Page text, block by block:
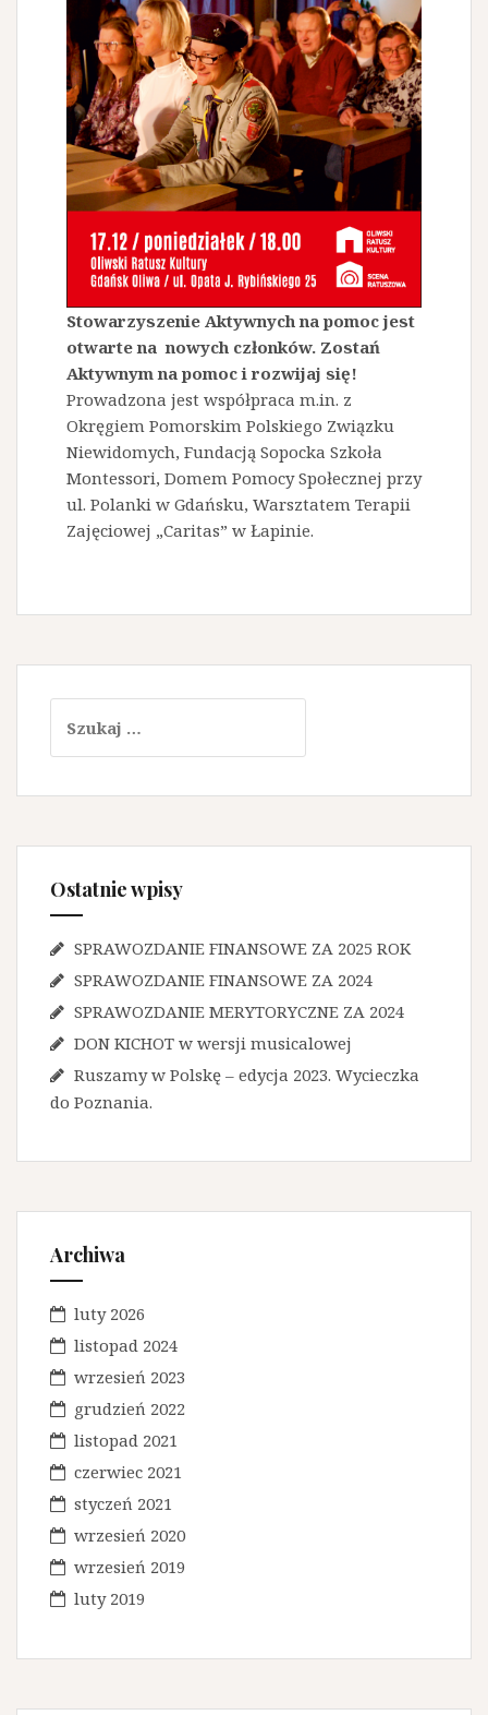
Stowarzyszenie Aktywnych na pomoc jest
otwarte na nowych członków. Zostań
Aktywnym na pomoc i rozwijaj się!
Prowadzona jest współpraca m.in. z
Okręgiem Pomorskim Polskiego Związku
Niewidomych, Fundacją Sopocka Szkoła
Montessori, Domem Pomocy Społecznej przy
ul. Polanki w Gdańsku, Warsztatem Terapii
Zajęciowej „Caritas” w Łapinie.
Ostatnie wpisy
SPRAWOZDANIE FINANSOWE ZA 2025 ROK
SPRAWOZDANIE FINANSOWE ZA 2024
SPRAWOZDANIE MERYTORYCZNE ZA 2024
DON KICHOT w wersji musicalowej
Ruszamy w Polskę – edycja 2023. Wycieczka
do Poznania.
Archiwa
luty 2026
listopad 2024
wrzesień 2023
grudzień 2022
listopad 2021
czerwiec 2021
styczeń 2021
wrzesień 2020
wrzesień 2019
luty 2019